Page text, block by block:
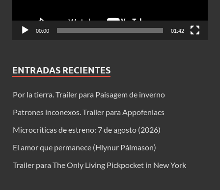
00:00 01:42
ENTRADAS RECIENTES
Por la tierra. Trailer para Paisagem de inverno
Patrones inconexos. Trailer para Appofeniacs
Microcríticas de estreno: 7 de agosto (2026)
El amor que permanece (Hlynur Pálmason)
Trailer para The Only Living Pickpocket in New York